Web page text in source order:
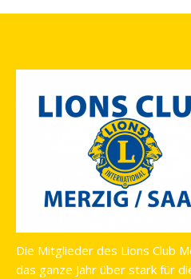
Die Mitglieder des Lions Club
das ganze Jahr über stark für